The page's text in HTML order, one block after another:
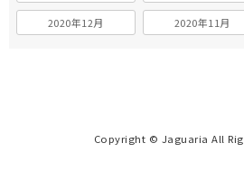
2020年12月 2020年11月
Copyright © Jaguaria All